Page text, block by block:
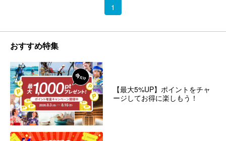
1
おすすめ特集
【最大5%UP】ポイントをチャ
ージしてお得に楽しもう！